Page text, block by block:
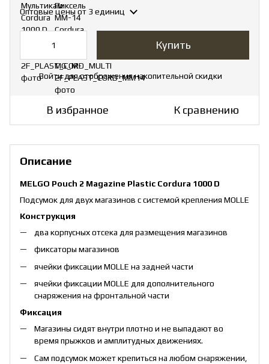
Оптовые ценыот 3 единиц
Купить
% Войтидля отображения накопительной скидки
В избранное К сравнению
Описание
MELGO Pouch 2 Magazine Plastic Cordura 1000 D
Подсумок для двух магазинов с системой крепления MOLLE
Конструкция
два корпусных отсека для размещения магазинов
фиксаторы магазинов
ячейки фиксации MOLLE на задней части
ячейки фиксации MOLLE для дополнительного
снаряжения на фронтальной части
Фиксация
Магазины сидят внутри плотно и не выпадают во
время прыжков и амплитудных движениях.
Сам подсумок может крепиться на любом снаряжении,